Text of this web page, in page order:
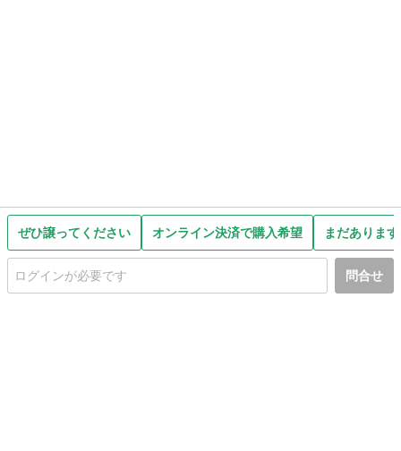
ぜひ譲ってください オンライン決済で購入希望 まだありま
問合せ